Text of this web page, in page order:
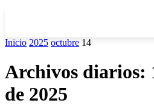
Inicio 2025 octubre 14
Archivos diarios:
de 2025